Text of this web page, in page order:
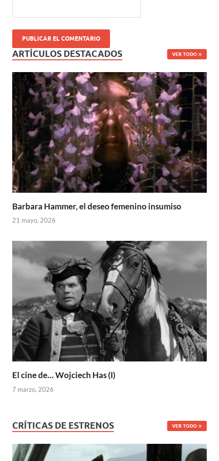
ARTÍCULOS DESTACADOS VER TODO
Barbara Hammer, el deseo femenino insumiso
21 mayo, 2026
El cine de… Wojciech Has (I)
7 marzo, 2026
CRÍTICAS DE ESTRENOS VER TODO